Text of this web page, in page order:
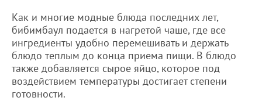
Как и многие модные блюда последних лет,
бибимбаул подается в нагретой чаше, где все
ингредиенты удобно перемешивать и держать
блюдо теплым до конца приема пищи. В блюдо
также добавляется сырое яйцо, которое под
воздействием температуры достигает степени
готовности.